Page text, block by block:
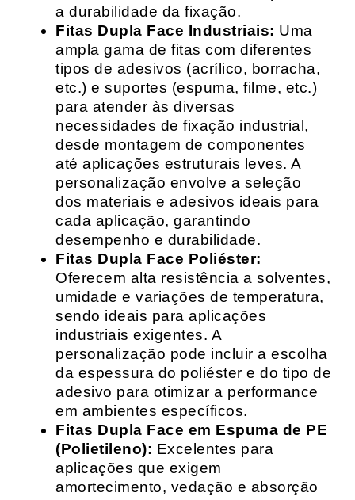
a durabilidade da fixação.
Fitas Dupla Face Industriais: Uma
ampla gama de fitas com diferentes
tipos de adesivos (acrílico, borracha,
etc.) e suportes (espuma, filme, etc.)
para atender às diversas
necessidades de fixação industrial,
desde montagem de componentes
até aplicações estruturais leves. A
personalização envolve a seleção
dos materiais e adesivos ideais para
cada aplicação, garantindo
desempenho e durabilidade.
Fitas Dupla Face Poliéster:
Oferecem alta resistência a solventes,
umidade e variações de temperatura,
sendo ideais para aplicações
industriais exigentes. A
personalização pode incluir a escolha
da espessura do poliéster e do tipo de
adesivo para otimizar a performance
em ambientes específicos.
Fitas Dupla Face em Espuma de PE
(Polietileno): Excelentes para
aplicações que exigem
amortecimento, vedação e absorção